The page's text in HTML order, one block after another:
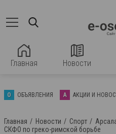
Главная Новости
О ОБЪЯВЛЕНИЯ А АКЦИИ И
Главная Новости Спорт
СКФО по греко-римской борьбе